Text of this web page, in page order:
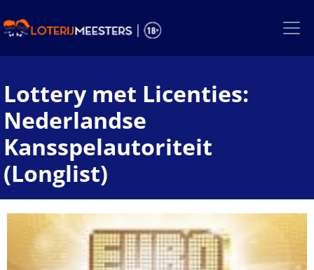
to
Lottery met Licenties:
Nederlandse
Kansspelautoriteit
(Longlist)